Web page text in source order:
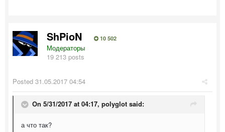
ShPioN 10 502
Модераторы
19 213 posts
Posted 31.05.2017 04:54
On 5/31/2017 at 04:17, polyglot said:
а что так?